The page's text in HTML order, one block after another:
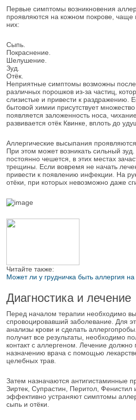
Первые симптомы возникновения
проявляются на кожном покрове, чаще
них:
Сыпь.
Покраснение.
Шелушение.
Зуд.
Отёк.
Неприятные симптомы возможны
различных порошков из-за частиц,
слизистые и привести к раздражению.
бытовой химии присутствует
появляется заложенность носа,
развивается отёк Квинке, вплоть до
Аллергические высыпания
При этом может возникать сильный зуд.
постоянно чешется, в этих местах
трещины. Если вовремя не начать
привести к появлению инфекции. На
отёки, при которых невозможно даже
Читайте также:
Может ли у грудничка быть аллергия
Диагностика и лечение
Перед началом терапии необходимо
спровоцировавший заболевание. Для
анализы крови и сделать
получит все результаты, необходимо
контакт с аллергеном. Лечение должно
назначению врача с помощью
целебных трав.
Затем назначаются антигистаминные
Зиртек, Супрастин, Перитол,
эффективно устраняют симптомы
сыпь и отёки.